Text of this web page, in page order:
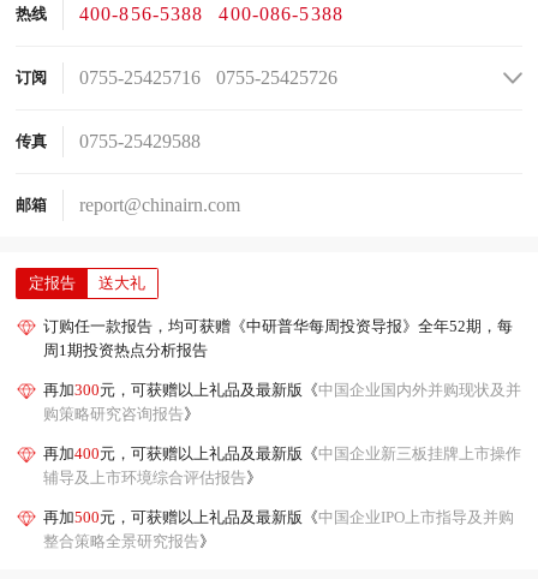
热线 400-856-5388 400-086-5388
订阅 0755-25425716
0755-25425726
0755-25425776
传真 0755-25429588
邮箱 report@chinairn.com
定报告 送大礼
订购任一款报告，均可获赠《中研普华每周投资导报》全年52期，每
周1期投资热点分析报告
再加300元，可获赠以上礼品及最新版《中国企业国内外并购现状及并
购策略研究咨询报告》
再加400元，可获赠以上礼品及最新版《中国企业新三板挂牌上市操作
辅导及上市环境综合评估报告》
再加500元，可获赠以上礼品及最新版《中国企业IPO上市指导及并购
整合策略全景研究报告》